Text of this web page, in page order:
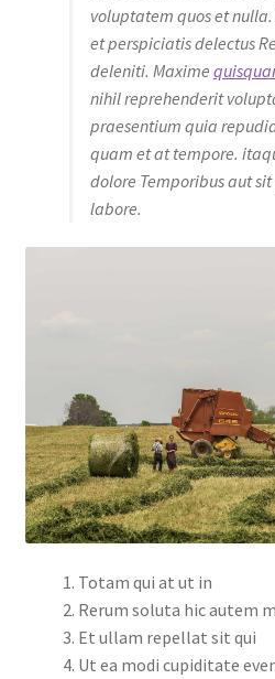
voluptatem quos et
et perspiciatis delectus
deleniti. Maxime
nihil reprehenderit
praesentium quia
quam et at tempore.
dolore Temporibus aut
labore.
Totam qui at ut in
Rerum soluta hic autem
Et ullam repellat sit qui
Ut ea modi cupiditate